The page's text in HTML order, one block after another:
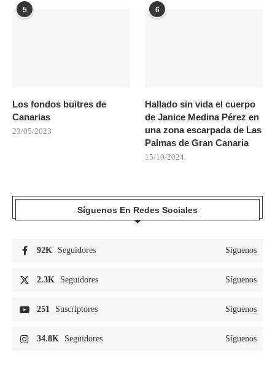
5
Los fondos buitres de
Canarias
23/05/2023
6
Hallado sin vida el cuerpo
de Janice Medina Pérez en
una zona escarpada de Las
Palmas de Gran Canaria
15/10/2024
Síguenos En Redes Sociales
92K Seguidores Síguenos
2.3K Seguidores Síguenos
251 Suscriptores Síguenos
34.8K Seguidores Síguenos